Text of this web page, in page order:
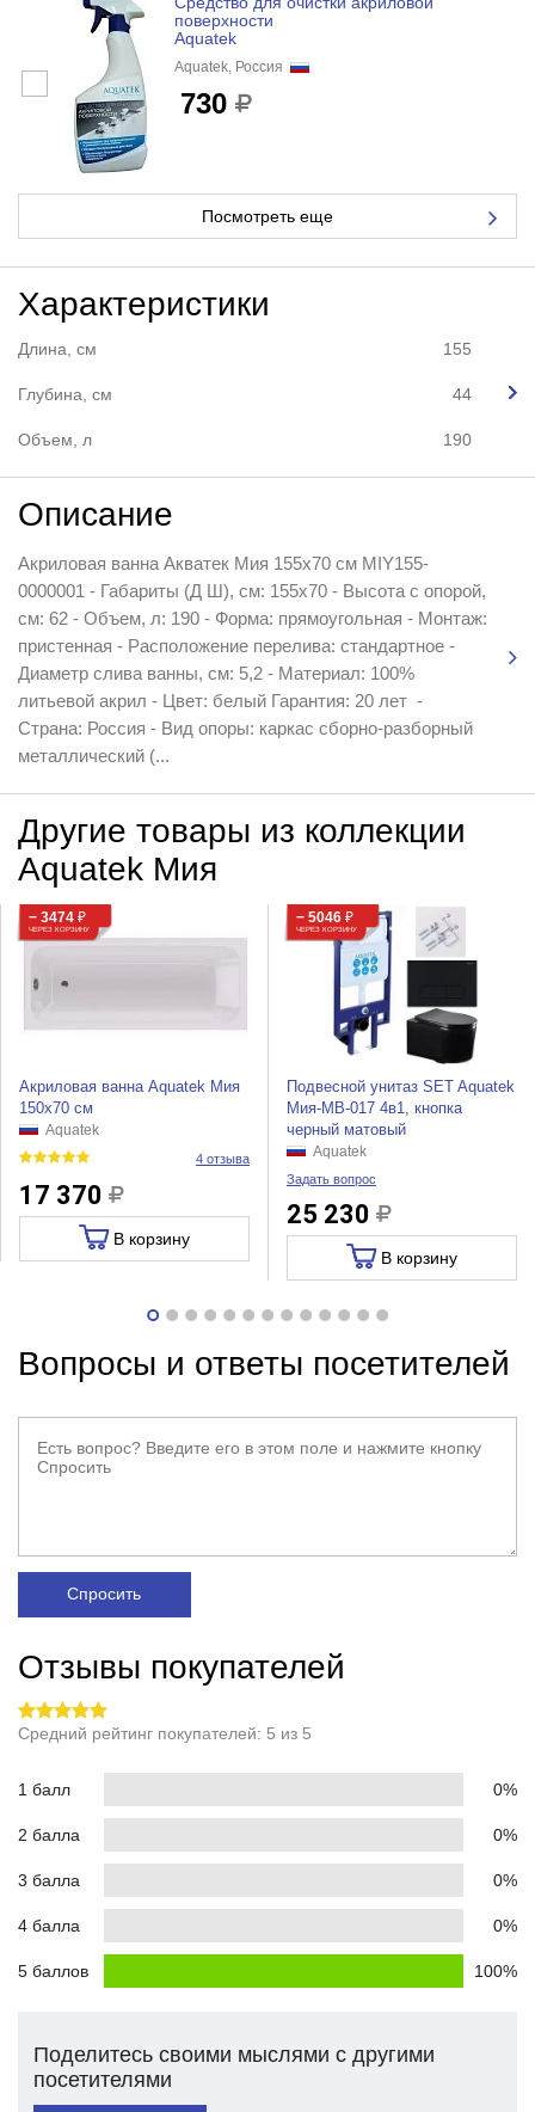
поверхности
Aquatek
Aquatek, Россия
730
Посмотреть еще
Характеристики
Длина, см 155
Глубина, см 44
Объем, л 190
Описание
Акриловая ванна Акватек Мия 155x70 см MIY155-
0000001 - Габариты (Д Ш), см: 155х70 - Высота с опорой,
см: 62 - Объем, л: 190 - Форма: прямоугольная - Монтаж:
пристенная - Расположение перелива: стандартное -
Диаметр слива ванны, см: 5,2 - Материал: 100%
литьевой акрил - Цвет: белый Гарантия: 20 лет -
Страна: Россия - Вид опоры: каркас сборно-разборный
металлический (...
Другие товары из коллекции
Aquatek Мия
− 3474 ₽
ЧЕРЕЗ КОРЗИНУ
Акриловая ванна Aquatek Мия
150х70 см
Aquatek
4 отзыва
17 370
В корзину
− 5046 ₽
ЧЕРЕЗ КОРЗИНУ
Подвесной унитаз SET Aquatek
Мия-MB-017 4в1, кнопка
черный матовый
Aquatek
Задать вопрос
25 230
В корзину
Вопросы и ответы посетителей
Спросить
Отзывы покупателей
Средний рейтинг покупателей: 5 из 5
1 балл 0%
2 балла 0%
3 балла 0%
4 балла 0%
5 баллов 100%
Поделитесь своими мыслями с другими
посетителями